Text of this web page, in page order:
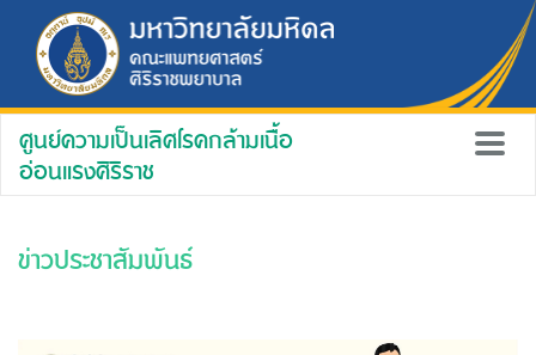
ศูนย์ความเป็นเลิศโรคกล้ามเนื้อ
อ่อนแรงศิริราช
ข่าวประชาสัมพันธ์